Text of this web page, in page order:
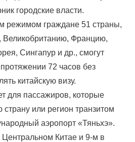
городские власти.
режимом граждане 51 страны,
Францию,
Сингапур и др., смогут
72 часов без
китайскую визу.
для пассажиров, которые
или регион транзитом
аэропорт «Тяньхэ».
Китае и 9-м в